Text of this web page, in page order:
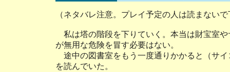
（ネタバレ注意。プレイ予定の人は読まない
私は塔の階段を下りていく。本当は財宝室
が無用な危険を冒す必要はない。
途中の図書室をもう一度通りかかると（サ
を読んでいた。